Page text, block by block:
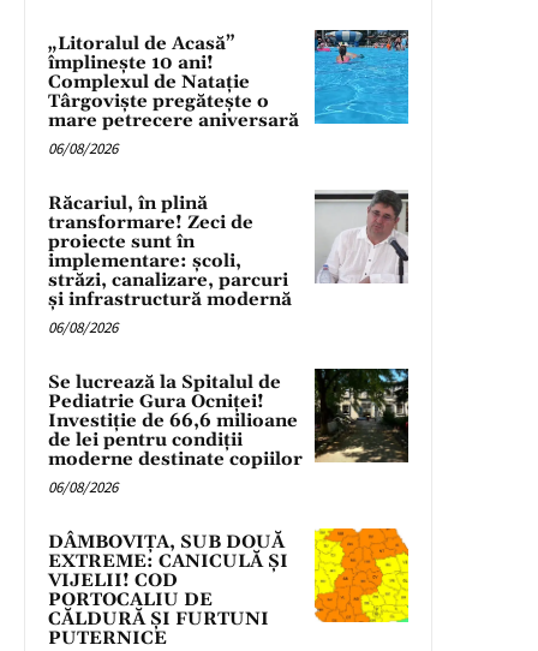
„Litoralul de Acasă”
împlinește 10 ani!
Complexul de Natație
Târgoviște pregătește o
mare petrecere aniversară
06/08/2026
Răcariul, în plină
transformare! Zeci de
proiecte sunt în
implementare: școli,
străzi, canalizare, parcuri
și infrastructură modernă
06/08/2026
Se lucrează la Spitalul de
Pediatrie Gura Ocniței!
Investiție de 66,6 milioane
de lei pentru condiții
moderne destinate copiilor
06/08/2026
DÂMBOVIȚA, SUB DOUĂ
EXTREME: CANICULĂ ȘI
VIJELII! COD
PORTOCALIU DE
CĂLDURĂ ȘI FURTUNI
PUTERNICE